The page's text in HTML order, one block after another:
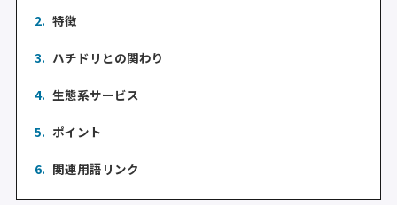
2. 特徴
3. ハチドリとの関わり
4. 生態系サービス
5. ポイント
6. 関連用語リンク